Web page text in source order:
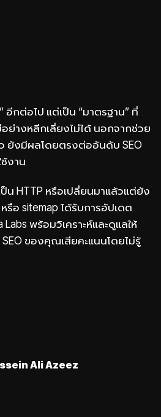
อีกต่อไป แต่เป็น “มาตรฐาน” ที่
ย่างหลีกเลี่ยงไม่ได้ นอกจากช่วย
ยังมีผลโดยตรงต่ออันดับ SEO
ช้งาน
น HTTP หรือเปลี่ยนมาแล้วแต่ยัง
รือ sitemap ได้รับการอัปเดต
พร้อมวิเคราะห์และดูแลให้
ของคุณเสียคะแนนโดยไม่รู้
Ali Azeez